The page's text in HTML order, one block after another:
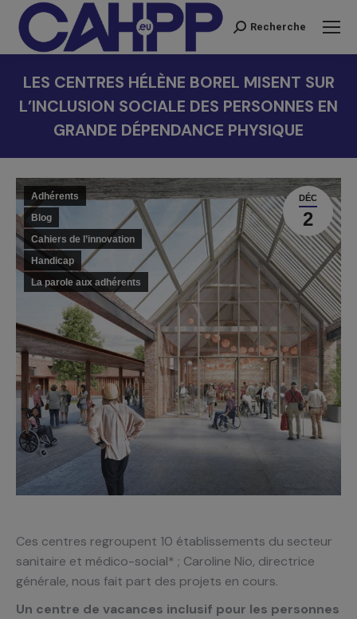
Recherche
Recherche
LES CENTRES HÉLÈNE BOREL MISENT SUR
L’INCLUSION SOCIALE DES PERSONNES EN
GRANDE DÉPENDANCE PHYSIQUE
DÉC
2
Adhérents
Blog
Cahiers de l’innovation
Handicap
La parole aux adhérents
Ces centres regroupent 10 établissements du secteur
sanitaire et médico-social* ; Caroline Nio, directrice
générale, nous fait part des projets en cours.
Un centre de vacances inclusif pour les personnes